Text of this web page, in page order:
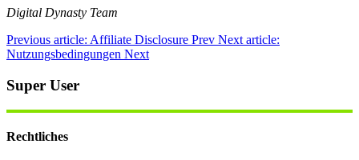
Digital Dynasty Team
Previous article: Affiliate Disclosure Prev Next article:
Nutzungsbedingungen Next
Super User
Rechtliches